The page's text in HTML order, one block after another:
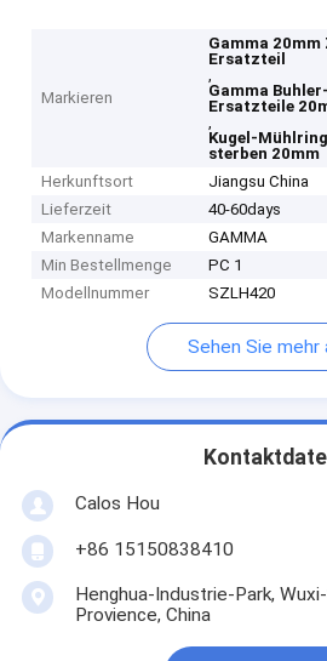
Markieren
Gamma
Ersatzteil
,
Gamma
Ersatzteile
,
Kugel-
sterben 20mm
Herkunftsort
Jiangsu China
Lieferzeit
40-60days
Markenname
GAMMA
Min Bestellmenge
PC 1
Modellnummer
SZLH420
Sehen Sie mehr
Calos Hou
+86 15150838410
Henghua-Industrie-Park,
Provience, China